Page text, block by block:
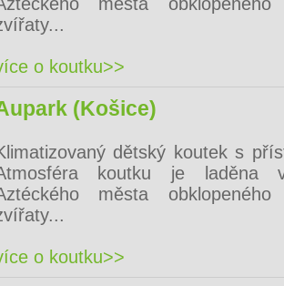
o koutku>>
(Košice)
dětský koutek s
koutku je laděna
města
o koutku>>